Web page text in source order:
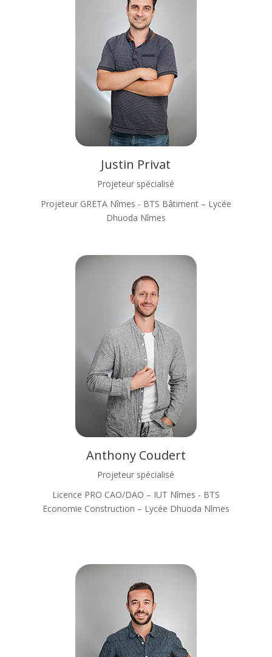
Justin Privat
Projeteur spécialisé
Projeteur GRETA Nîmes - BTS Bâtiment – Lycée
Dhuoda Nîmes
Anthony Coudert
Projeteur spécialisé
Licence PRO CAO/DAO – IUT Nîmes - BTS
Economie Construction – Lycée Dhuoda Nîmes